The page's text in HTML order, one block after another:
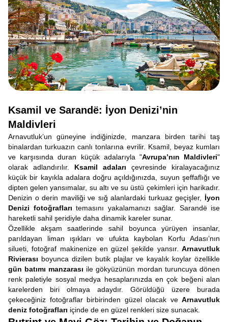
Ksamil ve Sarandë: İyon Denizi’nin
Maldivleri
Arnavutluk’un güneyine indiğinizde, manzara birden tarihi taş
binalardan turkuazın canlı tonlarına evrilir. Ksamil, beyaz kumları
ve karşısında duran küçük adalarıyla "Avrupa’nın Maldivleri"
olarak adlandırılır. Ksamil adaları çevresinde kiralayacağınız
küçük bir kayıkla adalara doğru açıldığınızda, suyun şeffaflığı ve
dipten gelen yansımalar, su altı ve su üstü çekimleri için harikadır.
Denizin o derin maviliği ve sığ alanlardaki turkuaz geçişler, İyon
Denizi fotoğrafları temasını yakalamanızı sağlar. Sarandë ise
hareketli sahil şeridiyle daha dinamik kareler sunar.
Özellikle akşam saatlerinde sahil boyunca yürüyen insanlar,
parıldayan liman ışıkları ve ufukta kaybolan Korfu Adası’nın
silueti, fotoğraf makinenize en güzel şekilde yansır. Arnavutluk
Rivierası boyunca dizilen butik plajlar ve kayalık koylar özellikle
gün batımı manzarası ile gökyüzünün mordan turuncuya dönen
renk paletiyle sosyal medya hesaplarınızda en çok beğeni alan
karelerden biri olmaya adaydır. Görüldüğü üzere burada
çekeceğiniz fotoğraflar birbirinden güzel olacak ve Arnavutluk
deniz fotoğrafları içinde de en güzel renkleri size sunacak.